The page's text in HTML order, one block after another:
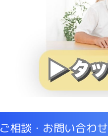
ご相談・お問い合わせ